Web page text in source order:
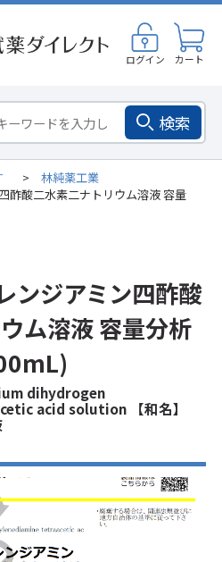
ログイン カート
検索
> 林純薬工業
酢酸二水素二ナトリウム溶液 容量
ジアミン四酢酸
ム溶液 容量分析
dihydrogen
acid solution 【和名】